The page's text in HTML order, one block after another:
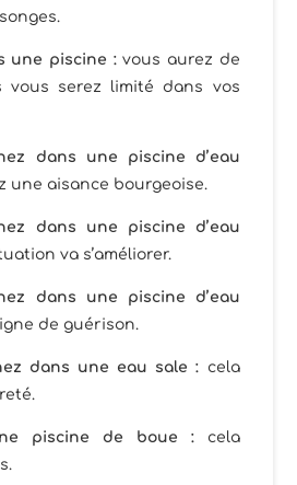
une piscine :vous aurez de
vous serez limité dans vos
dans une piscine d’eau
une aisance bourgeoise.
dans une piscine d’eau
va s’améliorer.
dans une piscine d’eau
de guérison.
dans une eau sale : cela
piscine de boue : cela